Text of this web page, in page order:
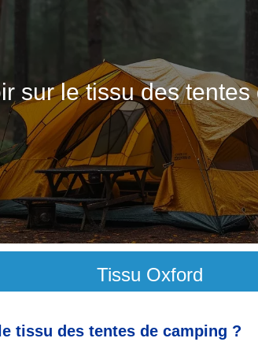
sur le tissu des
Tissu Oxford
tissu des tentes de camping ?